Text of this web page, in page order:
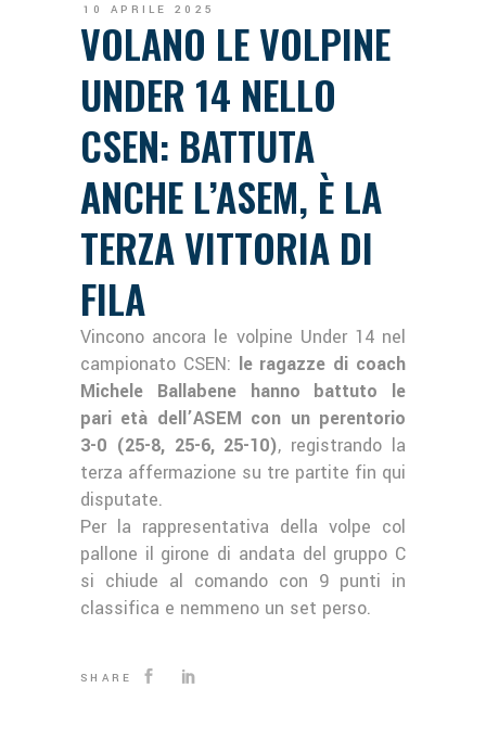
10 APRILE 2025
VOLANO LE VOLPINE
UNDER 14 NELLO
CSEN: BATTUTA
ANCHE L’ASEM, È LA
TERZA VITTORIA DI
FILA
Vincono ancora le volpine Under 14 nel
campionato CSEN: le ragazze di coach
Michele Ballabene hanno battuto le
pari età dell’ASEM con un perentorio
3-0 (25-8, 25-6, 25-10), registrando la
terza affermazione su tre partite fin qui
disputate.
Per la rappresentativa della volpe col
pallone il girone di andata del gruppo C
si chiude al comando con 9 punti in
classifica e nemmeno un set perso.
SHARE